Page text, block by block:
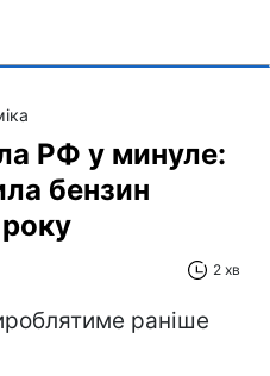
РФ у минуле:
бензин
2 хв
раніше